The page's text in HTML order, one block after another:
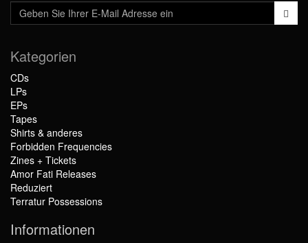
Kategorien
CDs
LPs
EPs
Tapes
Shirts & anderes
Forbidden Frequencies
Zines + Tickets
Amor Fati Releases
Reduziert
Terratur Possessions
Informationen